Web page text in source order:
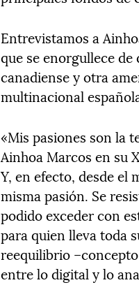
Entrevistamos a
que se enorgullece
canadiense y otra
multinacional
«Mis pasiones son la
Ainhoa Marcos en su
Y, en efecto, desde
misma pasión. Se
podido exceder con
para quien lleva toda
reequilibrio
entre lo digital y lo